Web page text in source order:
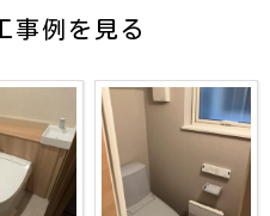
事例を見る